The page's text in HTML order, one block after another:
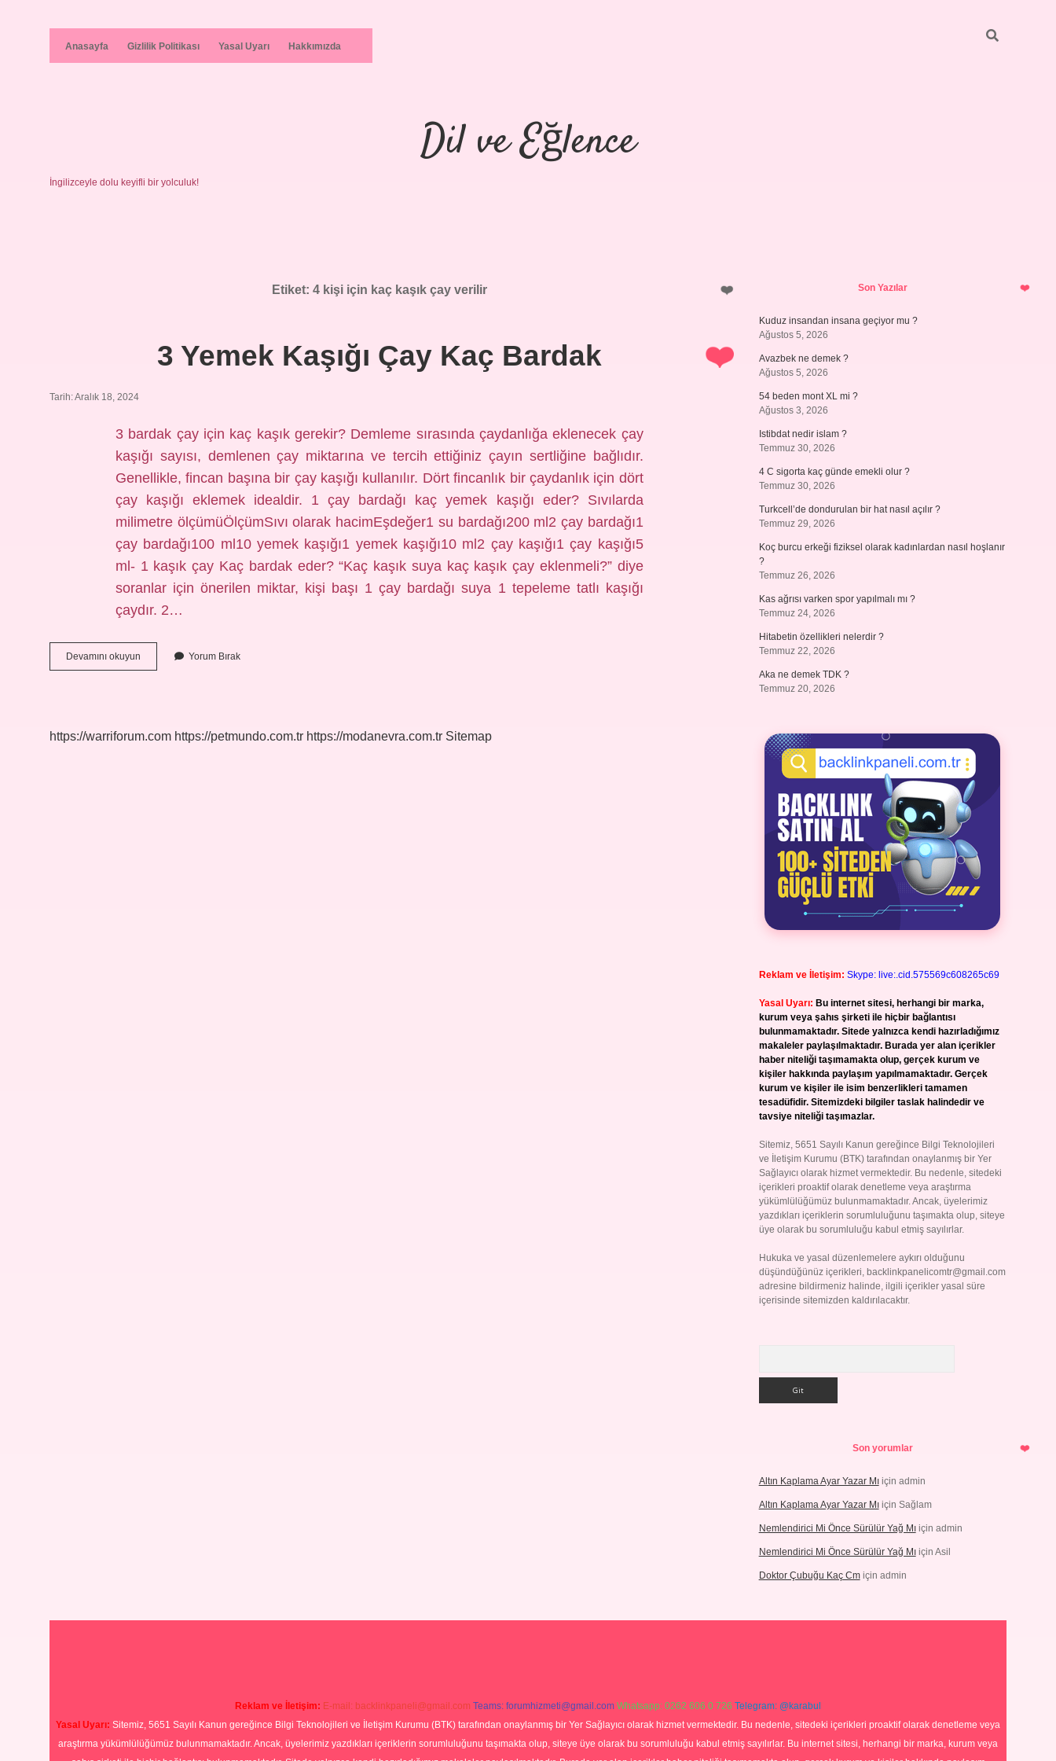
Anasayfa Gizlilik Politikası Yasal Uyarı Hakkımızda
Dil ve Eğlence
İngilizceyle dolu keyifli bir yolculuk!
Etiket: 4 kişi için kaç kaşık çay verilir
3 Yemek Kaşığı Çay Kaç Bardak
Tarih: Aralık 18, 2024
3 bardak çay için kaç kaşık gerekir? Demleme sırasında çaydanlığa eklenecek çay
kaşığı sayısı, demlenen çay miktarına ve tercih ettiğiniz çayın sertliğine bağlıdır.
Genellikle, fincan başına bir çay kaşığı kullanılır. Dört fincanlık bir çaydanlık için dört
çay kaşığı eklemek idealdir. 1 çay bardağı kaç yemek kaşığı eder? Sıvılarda
milimetre ölçümüÖlçümSıvı olarak hacimEşdeğer1 su bardağı200 ml2 çay bardağı1
çay bardağı100 ml10 yemek kaşığı1 yemek kaşığı10 ml2 çay kaşığı1 çay kaşığı5
ml- 1 kaşık çay Kaç bardak eder? “Kaç kaşık suya kaç kaşık çay eklenmeli?” diye
soranlar için önerilen miktar, kişi başı 1 çay bardağı suya 1 tepeleme tatlı kaşığı
çaydır. 2…
Devamını okuyun
Yemek
Yorum Bırak
https://warriforum.com https://petmundo.com.tr https://modanevra.com.tr Sitemap
SidebarSon Yazılar
Kuduz insandan insana geçiyor mu ?
Ağustos 5, 2026
Avazbek ne demek ?
Ağustos 5, 2026
54 beden mont XL mi ?
Ağustos 3, 2026
Istibdat nedir islam ?
Temmuz 30, 2026
4 C sigorta kaç günde emekli olur ?
Temmuz 30, 2026
Turkcell’de dondurulan bir hat nasıl açılır ?
Temmuz 29, 2026
Koç burcu erkeği fiziksel olarak kadınlardan nasıl hoşlanır
?
Temmuz 26, 2026
Kas ağrısı varken spor yapılmalı mı ?
Temmuz 24, 2026
Hitabetin özellikleri nelerdir ?
Temmuz 22, 2026
Aka ne demek TDK ?
Temmuz 20, 2026
Reklam ve İletişim: Skype: live:.cid.575569c608265c69
Yasal Uyarı: Bu internet sitesi, herhangi bir marka,
kurum veya şahıs şirketi ile hiçbir bağlantısı
bulunmamaktadır. Sitede yalnızca kendi hazırladığımız
makaleler paylaşılmaktadır. Burada yer alan içerikler
haber niteliği taşımamakta olup, gerçek kurum ve
kişiler hakkında paylaşım yapılmamaktadır. Gerçek
kurum ve kişiler ile isim benzerlikleri tamamen
tesadüfidir. Sitemizdeki bilgiler taslak halindedir ve
tavsiye niteliği taşımazlar.
Sitemiz, 5651 Sayılı Kanun gereğince Bilgi Teknolojileri
ve İletişim Kurumu (BTK) tarafından onaylanmış bir Yer
Sağlayıcı olarak hizmet vermektedir. Bu nedenle, sitedeki
içerikleri proaktif olarak denetleme veya araştırma
yükümlülüğümüz bulunmamaktadır. Ancak, üyelerimiz
yazdıkları içeriklerin sorumluluğunu taşımakta olup, siteye
üye olarak bu sorumluluğu kabul etmiş sayılırlar.
Hukuka ve yasal düzenlemelere aykırı olduğunu
düşündüğünüz içerikleri, backlinkpanelicomtr@gmail.com
adresine bildirmeniz halinde, ilgili içerikler yasal süre
içerisinde sitemizden kaldırılacaktır.
Son yorumlar
Altın Kaplama Ayar Yazar Mıiçin admin
Altın Kaplama Ayar Yazar Mıiçin Sağlam
Nemlendirici Mi Önce Sürülür Yağ Mıiçin admin
Nemlendirici Mi Önce Sürülür Yağ Mıiçin Asil
Doktor Çubuğu Kaç Cmiçin admin
Reklam ve İletişim: E-mail: backlinkpaneli@gmail.com Teams: forumhizmeti@gmail.com Whatsapp: 0262 606 0 726 Telegram: @karabul
Yasal Uyarı: Sitemiz, 5651 Sayılı Kanun gereğince Bilgi Teknolojileri ve İletişim Kurumu (BTK) tarafından onaylanmış bir Yer Sağlayıcı olarak hizmet vermektedir. Bu nedenle, sitedeki içerikleri proaktif olarak denetleme veya
araştırma yükümlülüğümüz bulunmamaktadır. Ancak, üyelerimiz yazdıkları içeriklerin sorumluluğunu taşımakta olup, siteye üye olarak bu sorumluluğu kabul etmiş sayılırlar. Bu internet sitesi, herhangi bir marka, kurum veya